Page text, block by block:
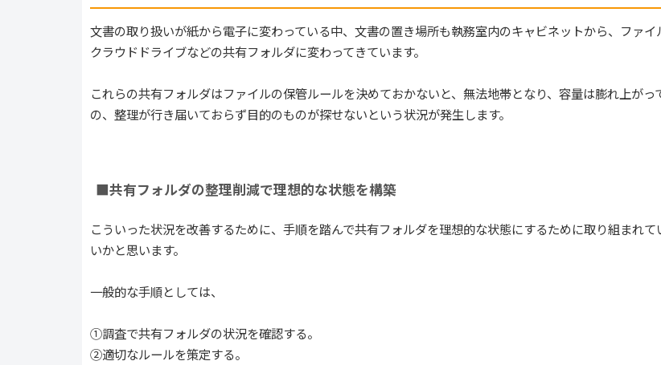
文書の取り扱いが紙から電子に変わっている中、文書の置き場所も執務室内のキャビネットから、ファイ
クラウドドライブなどの共有フォルダに変わってきています。
これらの共有フォルダはファイルの保管ルールを決めておかないと、無法地帯となり、容量は膨れ上がっ
の、整理が行き届いておらず目的のものが探せないという状況が発生します。
■共有フォルダの整理削減で理想的な状態を構築
こういった状況を改善するために、手順を踏んで共有フォルダを理想的な状態にするために取り組まれ
いかと思います。
一般的な手順としては、
①調査で共有フォルダの状況を確認する。
②適切なルールを策定する。